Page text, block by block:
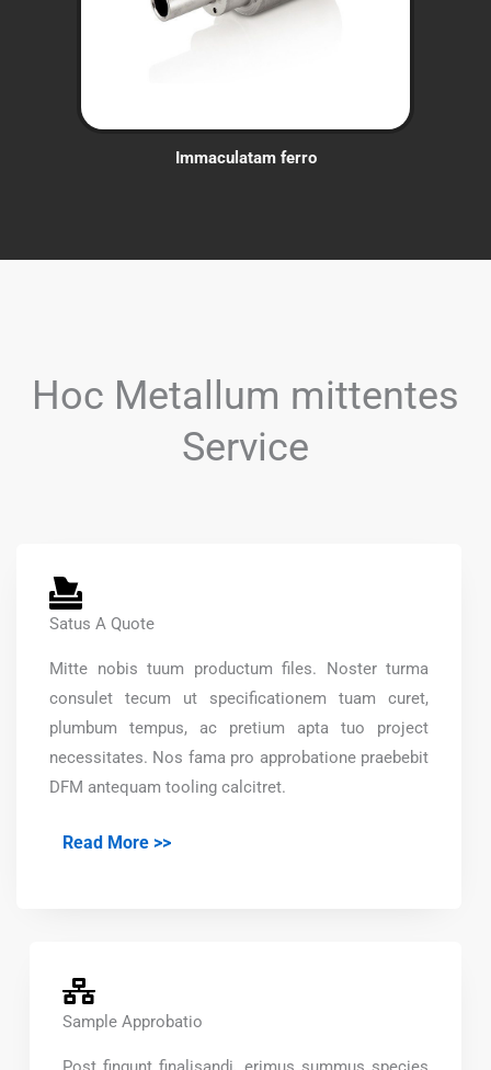
Immaculatam ferro
Hoc Metallum mittentes
Service
Satus A Quote
Mitte nobis tuum productum files. Noster turma
consulet tecum ut specificationem tuam curet,
plumbum tempus, ac pretium apta tuo project
necessitates. Nos fama pro approbatione praebebit
DFM antequam tooling calcitret.
Read More >>
Sample Approbatio